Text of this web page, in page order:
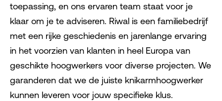
toepassing, en ons ervaren team staat voor je
klaar om je te adviseren. Riwal is een familiebedrijf
met een rijke geschiedenis en jarenlange ervaring
in het voorzien van klanten in heel Europa van
geschikte hoogwerkers voor diverse projecten. We
garanderen dat we de juiste knikarmhoogwerker
kunnen leveren voor jouw specifieke klus.